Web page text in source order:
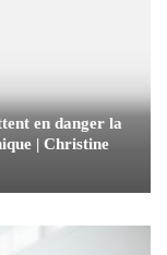
en danger la
| Christine